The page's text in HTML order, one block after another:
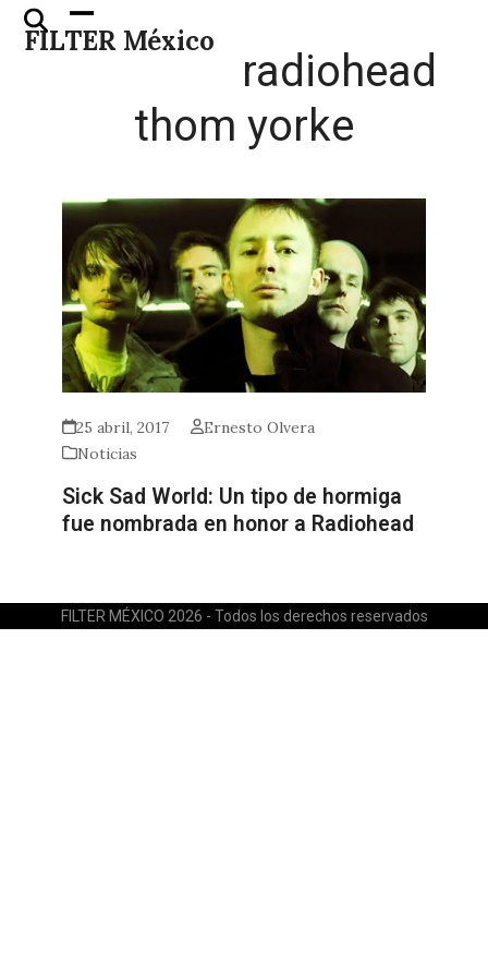
Skip
FILTER México
Open
mobile
Close
mobile
radiohead
thom yorke
25 abril, 2017
Ernesto Olvera
Noticias
Sick Sad World: Un tipo de hormiga
fue nombrada en honor a Radiohead
FILTER MÉXICO 2026 - Todos los derechos reservados